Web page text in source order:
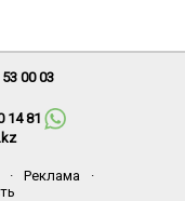
00 03
14 81
· Реклама
·